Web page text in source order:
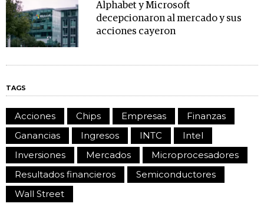
Alphabet y Microsoft
decepcionaron al mercado y sus
acciones cayeron
TAGS
Acciones Chips Empresas
Finanzas
Ganancias
Ingresos INTC
Intel
Inversiones
Mercados
Microprocesadores
Resultados financieros
Semiconductores
Wall Street